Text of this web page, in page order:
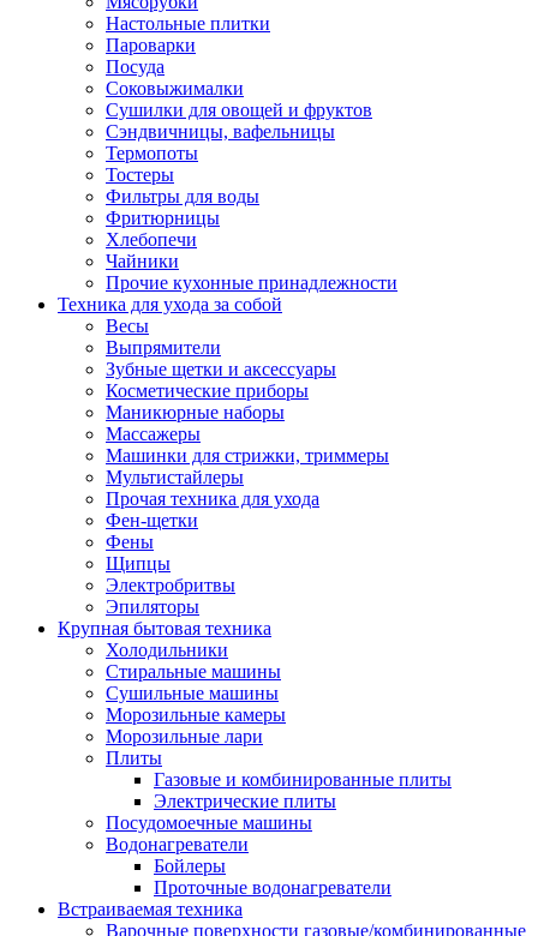
Зависимые комплекты
Посудомоечные машины встраиваемые
Стиральные машины встраиваемые
Холодильники встраиваемые
Техника для дома
Пылесосы
Утюги
Оверлоки
Настольные лампы
Часы
Стеклоочистители
Машинки для снятия катышков
Сушилки для белья и обуви
Климатическая техника
Приточно-вытяжные вентиляторы
Теплый пол
Обогреватели
Тепловентиляторы
Тепловые завесы
Тепловые пушки
Увлажнители
Радиаторы
Медицинская техника
Назальные аспираторы
Стетоскопы
Термометры
Тонометры
Электрические грелки
Аудио-видео техника
Аксессуары для аудио-видео техники
Кабели для аудио и видео
Настольные плитки
Пароварки
Посуда
Соковыжималки
Сушилки для овощей и фруктов
Сэндвичницы, вафельницы
Термопоты
Тостеры
Фильтры для воды
Фритюрницы
Хлебопечи
Чайники
Прочие кухонные принадлежности
Техника для ухода за собой
Весы
Выпрямители
Зубные щетки и аксессуары
Косметические приборы
Маникюрные наборы
Массажеры
Машинки для стрижки, триммеры
Мультистайлеры
Прочая техника для ухода
Фен-щетки
Фены
Щипцы
Электробритвы
Эпиляторы
Крупная бытовая техника
Холодильники
Стиральные машины
Сушильные машины
Морозильные камеры
Морозильные лари
Плиты
Газовые и комбинированные плиты
Электрические плиты
Посудомоечные машины
Водонагреватели
Бойлеры
Проточные водонагреватели
Встраиваемая техника
Варочные поверхности газовые/комбинированные